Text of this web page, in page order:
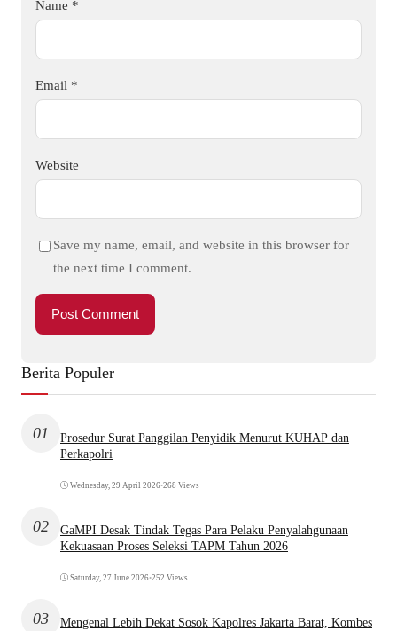
Name *
Email *
Website
Save my name, email, and website in this browser for
the next time I comment.
Berita Populer
01
Prosedur Surat Panggilan Penyidik Menurut KUHAP dan
Perkapolri
Wednesday, 29 April 2026•268 Views
02
GaMPI Desak Tindak Tegas Para Pelaku Penyalahgunaan
Kekuasaan Proses Seleksi TAPM Tahun 2026
Saturday, 27 June 2026•252 Views
03
Mengenal Lebih Dekat Sosok Kapolres Jakarta Barat, Kombes